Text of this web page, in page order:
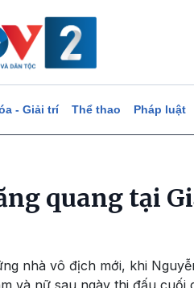
- Giải trí Thể thao Pháp luật
quang tại
nhà vô địch mới, khi
và nữ sau ngày thi đấu cuối